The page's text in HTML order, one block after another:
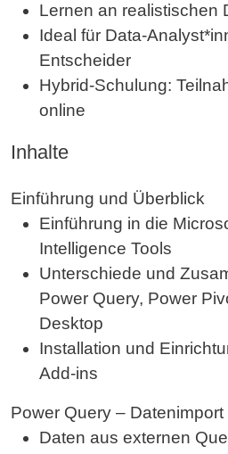
Lernen an realistischen
Ideal für Data-
Entscheider
Hybrid-Schulung:
online
Inhalte
Einführung und Überblick
Einführung in die
Intelligence Tools
Unterschiede und
Power Query, Power
Desktop
Installation und
Add-ins
Power Query –
Daten aus externen